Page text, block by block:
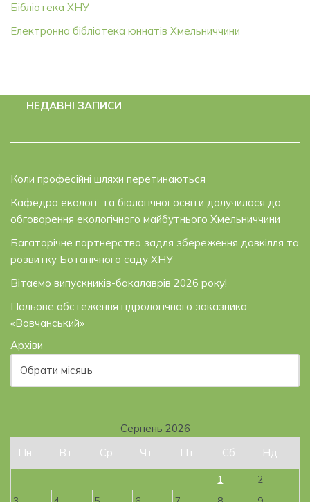
Бібліотека ХНУ
Електронна бібліотека юннатів Хмельниччини
НЕДАВНІ ЗАПИСИ
Коли професійні шляхи перетинаються
Кафедра екології та біологічної освіти долучилася до
обговорення екологічного майбутнього Хмельниччини
Багаторічне партнерство задля збереження довкілля та
розвитку Ботанічного саду ХНУ
Вітаємо випускників-бакалаврів 2026 року!
Польове обстеження гідрологічного заказника
«Вовчанський»
Архіви
Серпень 2026
Пн
Вт Ср Чт Пт Сб Нд
1
2